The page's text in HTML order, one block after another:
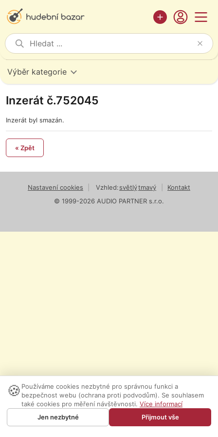
Výběr kategorie
Inzerát č.752045
Inzerát byl smazán.
« Zpět
Nastavení cookies Vzhled:světlýtmavý
Kontakt
© 1999-2026 AUDIO PARTNER s.r.o.
🍪 Používáme cookies nezbytné pro správnou funkci a
bezpečnost webu (ochrana proti podvodům). Se souhlasem
také cookies pro měření návštěvnosti. Více informací
Jen nezbytné
Přijmout vše